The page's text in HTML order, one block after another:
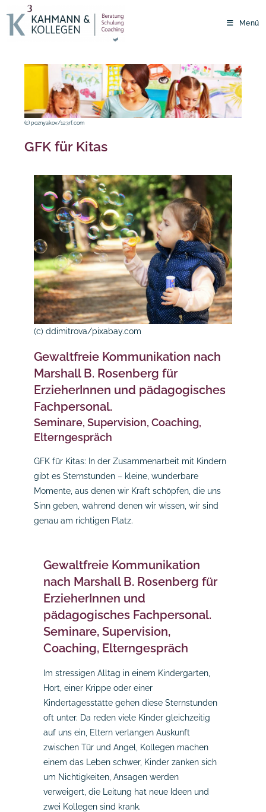
Inhalt
springen
Menü
(c) poznyakov/123rf.com
GFK für Kitas
(c) ddimitrova/pixabay.com
Gewaltfreie Kommunikation nach
Marshall B. Rosenberg für
ErzieherInnen und pädagogisches
Fachpersonal.
Seminare, Supervision, Coaching,
Elterngespräch
GFK für Kitas: In der Zusammenarbeit mit Kindern
gibt es Sternstunden – kleine, wunderbare
Momente, aus denen wir Kraft schöpfen, die uns
Sinn geben, während denen wir wissen, wir sind
genau am richtigen Platz.
Gewaltfreie Kommunikation
nach Marshall B. Rosenberg für
ErzieherInnen und
pädagogisches Fachpersonal.
Seminare, Supervision,
Coaching, Elterngespräch
Im stressigen Alltag in einem Kindergarten,
Hort, einer Krippe oder einer
Kindertagesstätte gehen diese Sternstunden
oft unter. Da reden viele Kinder gleichzeitig
auf uns ein, Eltern verlangen Auskunft
zwischen Tür und Angel, Kollegen machen
einem das Leben schwer, Kinder zanken sich
um Nichtigkeiten, Ansagen werden
verweigert, die Leitung hat neue Ideen und
zwei Kollegen sind krank.